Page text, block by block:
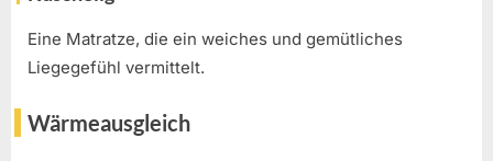
Eine Matratze, die ein weiches und gemütliches
Liegegefühl vermittelt.
Wärmeausgleich